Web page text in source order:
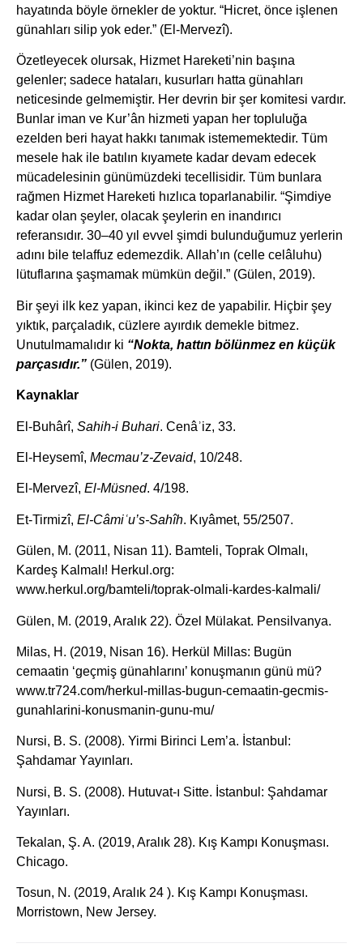
hayatında böyle örnekler de yoktur. “Hicret, önce işlenen
günahları silip yok eder.” (El-Mervezî).
Özetleyecek olursak, Hizmet Hareketi’nin başına
gelenler; sadece hataları, kusurları hatta günahları
neticesinde gelmemiştir. Her devrin bir şer komitesi vardır.
Bunlar iman ve Kur’ân hizmeti yapan her topluluğa
ezelden beri hayat hakkı tanımak istememektedir. Tüm
mesele hak ile batılın kıyamete kadar devam edecek
mücadelesinin günümüzdeki tecellisidir. Tüm bunlara
rağmen Hizmet Hareketi hızlıca toparlanabilir. “Şimdiye
kadar olan şeyler, olacak şeylerin en inandırıcı
referansıdır. 30–40 yıl evvel şimdi bulunduğumuz yerlerin
adını bile telaffuz edemezdik. Allah’ın (celle celâluhu)
lütuflarına şaşmamak mümkün değil.” (Gülen, 2019).
Bir şeyi ilk kez yapan, ikinci kez de yapabilir. Hiçbir şey
yıktık, parçaladık, cüzlere ayırdık demekle bitmez.
Unutulmamalıdır ki “Nokta, hattın bölünmez en küçük
parçasıdır.” (Gülen, 2019).
Kaynaklar
El-Buhârî, Sahih-i Buhari. Cenâʾiz, 33.
El-Heysemî, Mecmau’z-Zevaid, 10/248.
El-Mervezî, El-Müsned. 4/198.
Et-Tirmizî, El-Câmiʿu’s-Sahîh. Kıyâmet, 55/2507.
Gülen, M. (2011, Nisan 11). Bamteli, Toprak Olmalı,
Kardeş Kalmalı! Herkul.org:
www.herkul.org/bamteli/toprak-olmali-kardes-kalmali/
Gülen, M. (2019, Aralık 22). Özel Mülakat. Pensilvanya.
Milas, H. (2019, Nisan 16). Herkül Millas: Bugün
cemaatin ‘geçmiş günahlarını’ konuşmanın günü mü?
www.tr724.com/herkul-millas-bugun-cemaatin-gecmis-
gunahlarini-konusmanin-gunu-mu/
Nursi, B. S. (2008). Yirmi Birinci Lem’a. İstanbul:
Şahdamar Yayınları.
Nursi, B. S. (2008). Hutuvat-ı Sitte. İstanbul: Şahdamar
Yayınları.
Tekalan, Ş. A. (2019, Aralık 28). Kış Kampı Konuşması.
Chicago.
Tosun, N. (2019, Aralık 24 ). Kış Kampı Konuşması.
Morristown, New Jersey.